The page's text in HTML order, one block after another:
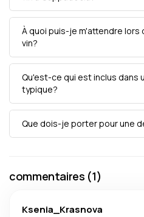
À quoi puis-je m'attendre
vin?
Qu'est-ce qui est inclus dans
typique?
Que dois-je porter pour une
commentaires (1)
Ksenia_Krasnova